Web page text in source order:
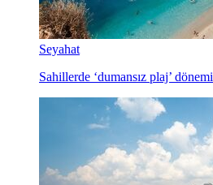
Seyahat
Sahillerde ‘dumansız plaj’ dönemi